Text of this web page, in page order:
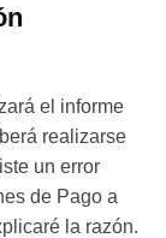
el informe
realizarse
un error
de Pago a
la razón.